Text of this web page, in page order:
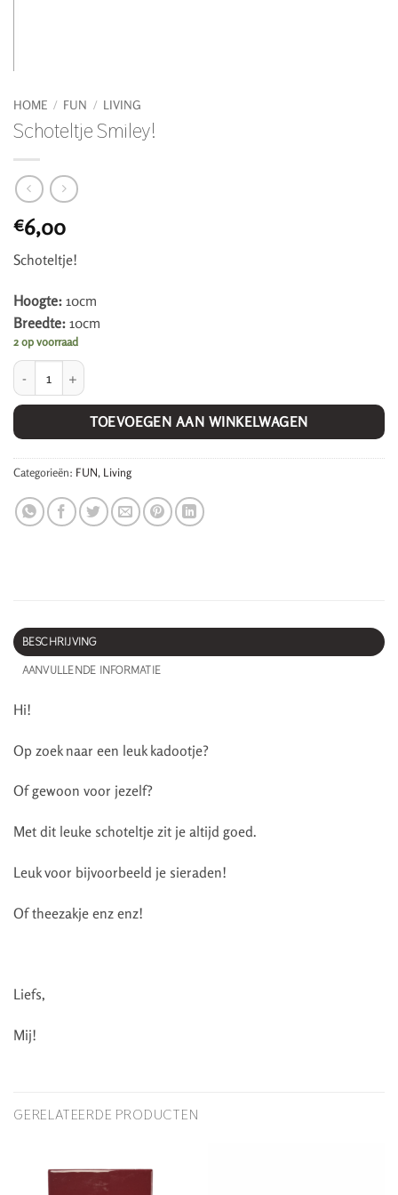
HOME / FUN / LIVING
Schoteltje Smiley!
€6,00
Schoteltje!
Hoogte: 10cm
Breedte: 10cm
2 op voorraad
Schoteltje Smiley! aantal
TOEVOEGEN AAN WINKELWAGEN
Categorieën: FUN, Living
BESCHRIJVING
AANVULLENDE INFORMATIE
Hi!
Op zoek naar een leuk kadootje?
Of gewoon voor jezelf?
Met dit leuke schoteltje zit je altijd goed.
Leuk voor bijvoorbeeld je sieraden!
Of theezakje enz enz!
Liefs,
Mij!
GERELATEERDE PRODUCTEN